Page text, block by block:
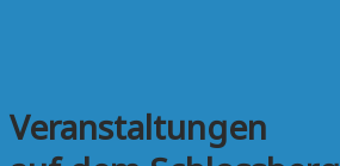
Veranstaltungen